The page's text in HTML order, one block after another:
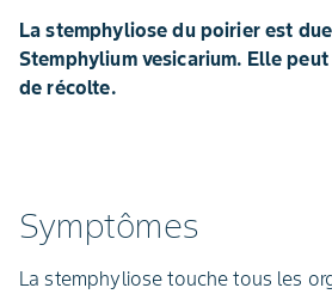
La stemphyliose du poirier est
Stemphylium vesicarium. Elle
de récolte.
Symptômes
La stemphyliose touche tous les